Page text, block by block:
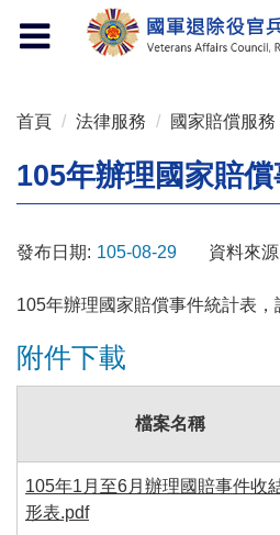
Toggle
navigation
首頁 法律服務 國家賠償服務
105年辦理國家賠
發布日期: 105-08-29 資料來
105年辦理國家賠償事件統計表，
附件下載
檔案名稱
105年1月至6月辦理國賠事件收
形表.pdf